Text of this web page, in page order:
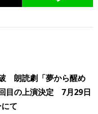
朗読劇「夢から醒め
目の上演決定 7月29日
て